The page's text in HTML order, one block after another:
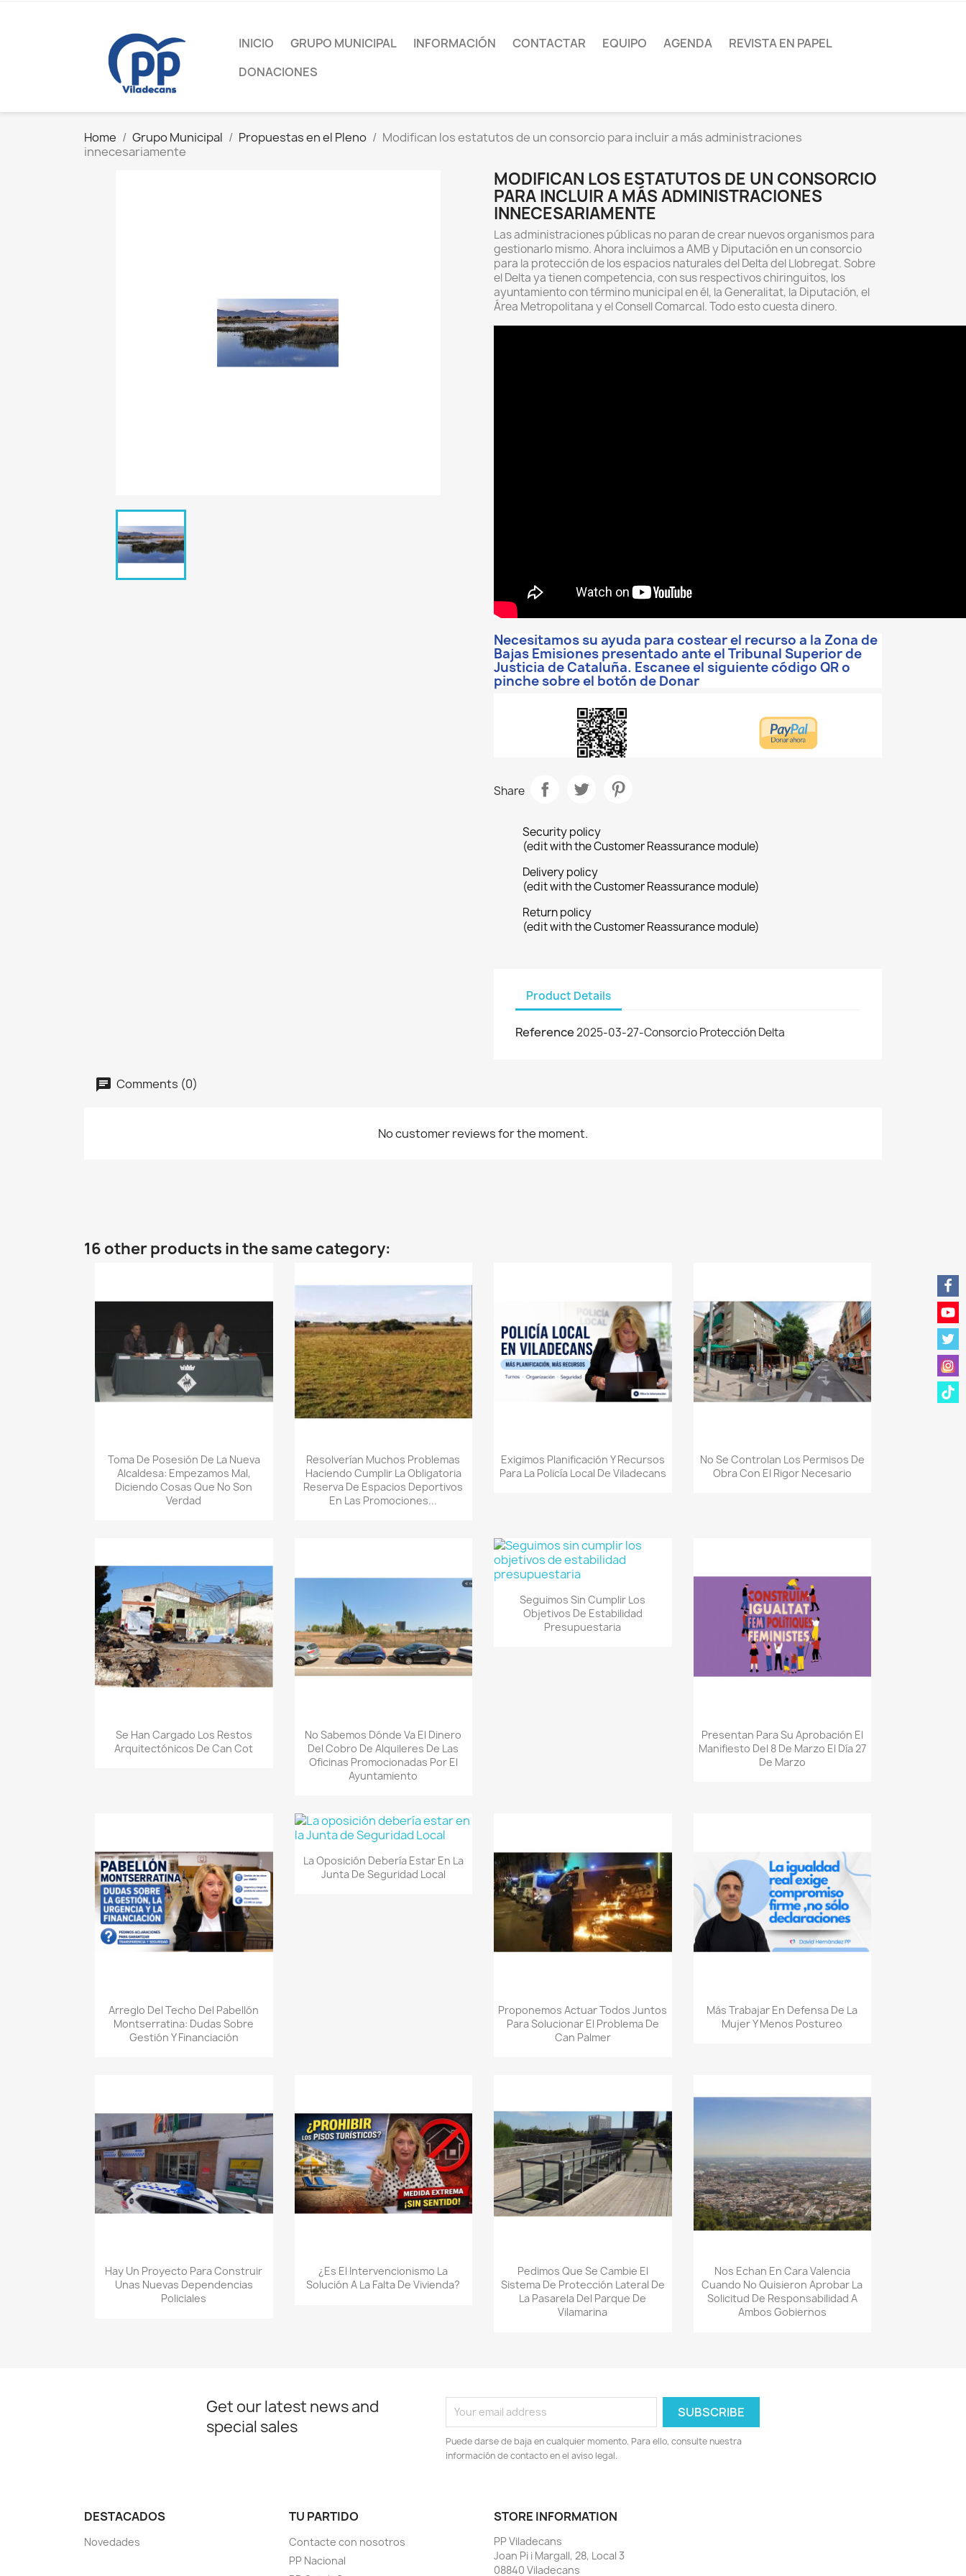
INICIO GRUPO MUNICIPAL INFORMACIÓN CONTACTAR EQUIPO AGENDA
REVISTA EN PAPEL
DONACIONES
Home Grupo Municipal Propuestas en el Pleno
Modifican los estatutos de un consorcio para incluir a más administraciones
innecesariamente
MODIFICAN LOS ESTATUTOS DE UN CONSORCIO
PARA INCLUIR A MÁS ADMINISTRACIONES
INNECESARIAMENTE
Las administraciones públicas no paran de crear nuevos organismos para
gestionarlo mismo. Ahora incluimos a AMB y Diputación en un consorcio
para la protección de los espacios naturales del Delta del Llobregat. Sobre
el Delta ya tienen competencia, con sus respectivos chiringuitos, los
ayuntamiento con término municipal en él, la Generalitat, la Diputación, el
Área Metropolitana y el Consell Comarcal. Todo esto cuesta dinero.
Necesitamos su ayuda para costear el recurso a la Zona de
Bajas Emisiones presentado ante el Tribunal Superior de
Justicia de Cataluña. Escanee el siguiente código QR o
pinche sobre el botón de Donar
Share
Security policy
(edit with the Customer Reassurance module)
Delivery policy
(edit with the Customer Reassurance module)
Return policy
(edit with the Customer Reassurance module)
Product Details
Reference2025-03-27-Consorcio Protección Delta
Comments (0)
No customer reviews for the moment.
16 other products in the same category:
Quick view
Toma De Posesión De La Nueva
Alcaldesa: Empezamos Mal,
Diciendo Cosas Que No Son
Verdad
Quick view
Resolverían Muchos Problemas
Haciendo Cumplir La Obligatoria
Reserva De Espacios Deportivos
En Las Promociones...
Quick view
Exigimos Planificación Y Recursos
Para La Policía Local De Viladecans
Quick view
No Se Controlan Los Permisos De
Obra Con El Rigor Necesario
Quick view
Se Han Cargado Los Restos
Arquitectónicos De Can Cot
Quick view
No Sabemos Dónde Va El Dinero
Del Cobro De Alquileres De Las
Oficinas Promocionadas Por El
Ayuntamiento
Quick view
Seguimos Sin Cumplir Los
Objetivos De Estabilidad
Presupuestaria
Quick view
Presentan Para Su Aprobación El
Manifiesto Del 8 De Marzo El Día 27
De Marzo
Quick view
Arreglo Del Techo Del Pabellón
Montserratina: Dudas Sobre
Gestión Y Financiación
Quick view
La Oposición Debería Estar En La
Junta De Seguridad Local
Quick view
Proponemos Actuar Todos Juntos
Para Solucionar El Problema De
Can Palmer
Quick view
Más Trabajar En Defensa De La
Mujer Y Menos Postureo
Quick view
Hay Un Proyecto Para Construir
Unas Nuevas Dependencias
Policiales
Quick view
¿Es El Intervencionismo La
Solución A La Falta De Vivienda?
Quick view
Pedimos Que Se Cambie El
Sistema De Protección Lateral De
La Pasarela Del Parque De
Vilamarina
Quick view
Nos Echan En Cara Valencia
Cuando No Quisieron Aprobar La
Solicitud De Responsabilidad A
Ambos Gobiernos
Get our latest news and
special sales
Puede darse de baja en cualquier momento. Para ello, consulte nuestra
información de contacto en el aviso legal.
DESTACADOS
Novedades
TU PARTIDO
Contacte con nosotros
PP Nacional
STORE INFORMATION
PP Viladecans
Joan Pi i Margall, 28, Local 3
08840 Viladecans